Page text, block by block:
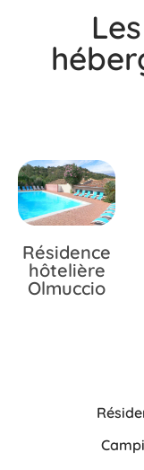
Résidence
hôtelière
Olmuccio